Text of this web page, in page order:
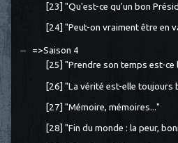
[23] "Qu'est-ce qu'un bon
[24] "Peut-on vraiment être en
=>Saison 4
[25] "Prendre son temps est-ce
[26] "La vérité est-elle toujours
[27] "Mémoire, mémoires..."
[28] "Fin du monde : la peur,